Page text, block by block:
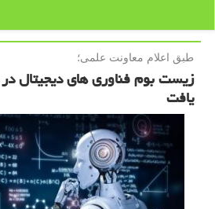
طبق اعلام معاونت علمی؛
یافت